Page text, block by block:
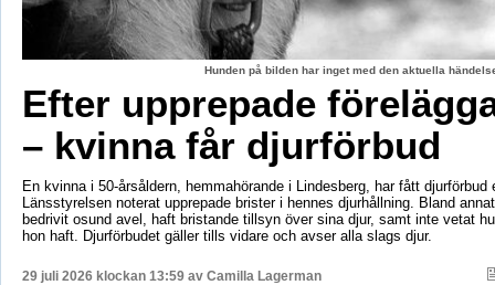
Hunden på bilden har inget med den aktuella
Efter upprepade
– kvinna får djurförbud
En kvinna i 50-årsåldern, hemmahörande i Lindesberg, har fått djurförbud
Länsstyrelsen noterat upprepade brister i hennes djurhållning. Bland
bedrivit osund avel, haft bristande tillsyn över sina djur, samt inte vetat
hon haft. Djurförbudet gäller tills vidare och avser alla slags djur.
29 juli 2026 klockan 13:59 av Camilla Lagerman